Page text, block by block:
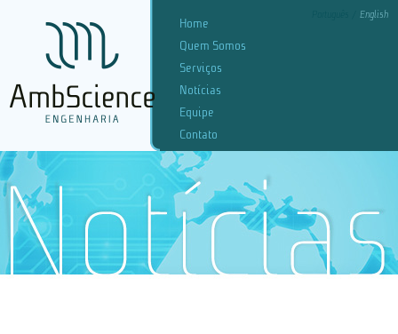
English
Home
Quem Somos
Serviços
Notícias
Equipe
Contato